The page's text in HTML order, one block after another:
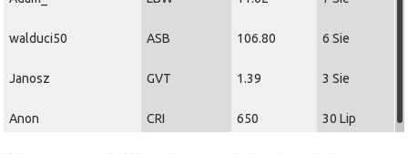
walduci50 ASB 106.80 6 Sie
Janosz GVT 1.39 3 Sie
Anon CRI 650 30 Lip